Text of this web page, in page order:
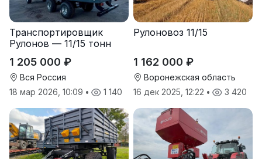
Транспортировщик
Рулонов — 11/15 тонн
1 205 000 ₽
Вся Россия
18 мар 2026, 10:09 • 1 140
Рулоновоз 11/15
1 162 000 ₽
Воронежская область
16 дек 2025, 12:22 • 3 420